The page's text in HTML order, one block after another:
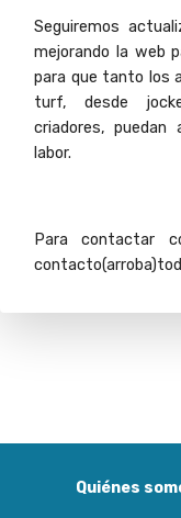
Seguiremos
mejorando la web
para que tanto los
turf, desde
criadores,
labor.
Para contactar
Quiénes